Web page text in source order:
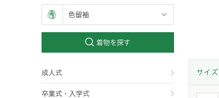
着物を探す
成人式
卒業式・入学式
サイ